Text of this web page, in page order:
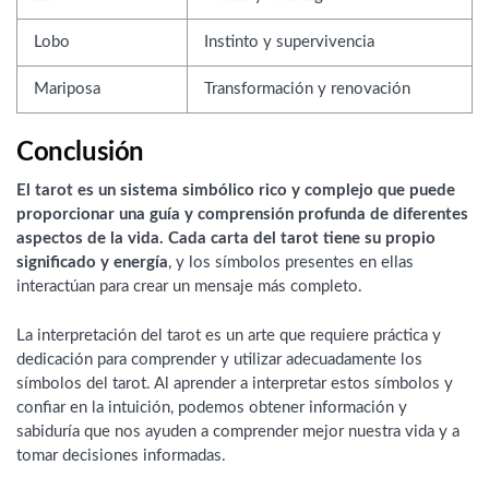
Lobo Instinto y supervivencia
Mariposa Transformación y renovación
Conclusión
El tarot es un sistema simbólico rico y complejo que puede
proporcionar una guía y comprensión profunda de diferentes
aspectos de la vida. Cada carta del tarot tiene su propio
significado y energía, y los símbolos presentes en ellas
interactúan para crear un mensaje más completo.
La interpretación del tarot es un arte que requiere práctica y
dedicación para comprender y utilizar adecuadamente los
símbolos del tarot. Al aprender a interpretar estos símbolos y
confiar en la intuición, podemos obtener información y
sabiduría que nos ayuden a comprender mejor nuestra vida y a
tomar decisiones informadas.